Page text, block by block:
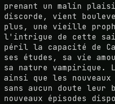
prenant un malin
discorde, vient
plus, une vieille
l'intrigue de cette
péril la capacité de
ses études, sa vie
sa nature vampirique.
ainsi que les
sans aucun doute leur
nouveaux épisodes